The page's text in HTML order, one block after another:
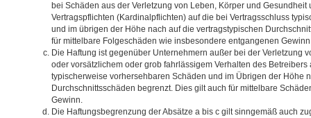
bei Schäden aus der Verletzung von Leben, Körper und
Vertragspflichten (Kardinalpflichten) auf die bei Vertragsschluss
und im übrigen der Höhe nach auf die vertragstypischen
für mittelbare Folgeschäden wie insbesondere entgangenen
Die Haftung ist gegenüber Unternehmern außer bei der Verletzung
oder vorsätzlichem oder grob fahrlässigem Verhalten des Betreibers
typischerweise vorhersehbaren Schäden und im Übrigen der Höhe
Durchschnittsschäden begrenzt. Dies gilt auch für mittelbare
Gewinn.
Die Haftungsbegrenzung der Absätze a bis c gilt sinngemäß auch